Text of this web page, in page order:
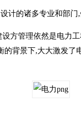
的诸多专业和部门,
管理依然是电力
背景下,大大激发